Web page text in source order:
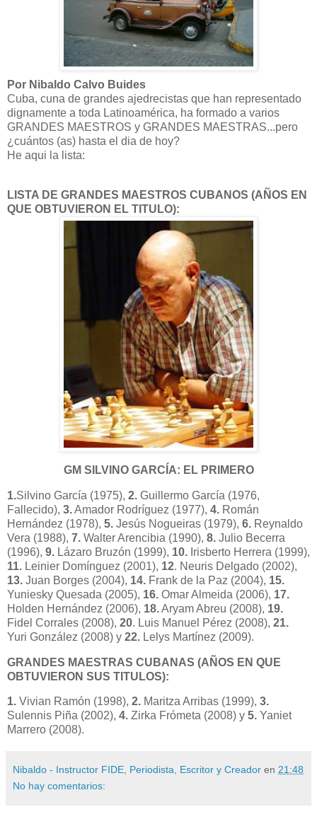
Por Nibaldo Calvo Buides
Cuba, cuna de grandes ajedrecistas que han representado
dignamente a toda Latinoamérica, ha formado a varios
GRANDES MAESTROS y GRANDES MAESTRAS...pero
¿cuántos (as) hasta el dia de hoy?
He aqui la lista:
LISTA DE GRANDES MAESTROS CUBANOS (AÑOS EN
QUE OBTUVIERON EL TITULO):
GM SILVINO GARCÍA: EL PRIMERO
1.Silvino García (1975), 2. Guillermo García (1976,
Fallecido), 3.Amador Rodríguez (1977), 4. Román
Hernández (1978), 5. Jesús Nogueiras (1979), 6. Reynaldo
Vera (1988), 7. Walter Arencibia (1990), 8. Julio Becerra
(1996), 9. Lázaro Bruzón (1999), 10. Irisberto Herrera (1999),
11. Leinier Domínguez (2001), 12. Neuris Delgado (2002),
13. Juan Borges (2004), 14. Frank de la Paz (2004), 15.
Yuniesky Quesada (2005), 16. Omar Almeida (2006), 17.
Holden Hernández (2006), 18.Aryam Abreu (2008), 19.
Fidel Corrales (2008), 20. Luis Manuel Pérez (2008), 21.
Yuri González (2008) y 22. Lelys Martínez (2009).
GRANDES MAESTRAS CUBANAS (AÑOS EN QUE
OBTUVIERON SUS TITULOS):
1. Vivian Ramón (1998), 2. Maritza Arribas (1999), 3.
Sulennis Piña (2002), 4. Zirka Frómeta (2008) y 5. Yaniet
Marrero (2008).
Nibaldo - Instructor FIDE, Periodista, Escritor y Creador en 21:48
No hay comentarios: